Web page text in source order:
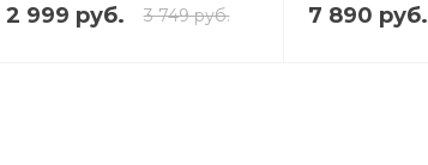
2 999 руб. 3 749 руб. 7 890 руб.